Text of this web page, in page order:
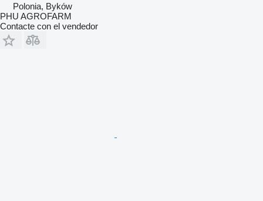
Polonia, Byków
PHU AGROFARM
Contacte con el vendedor